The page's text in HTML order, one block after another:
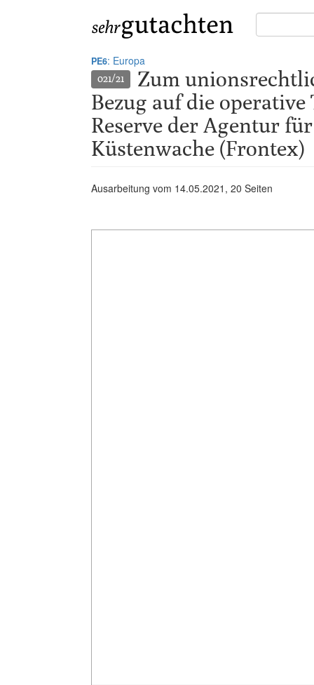
Suche
in
PE6: Europa
021/21
Zum
Bezug auf die
Reserve der Agentur
Küstenwache (Frontex)
Ausarbeitung vom 14.05.2021 , 20 Seiten